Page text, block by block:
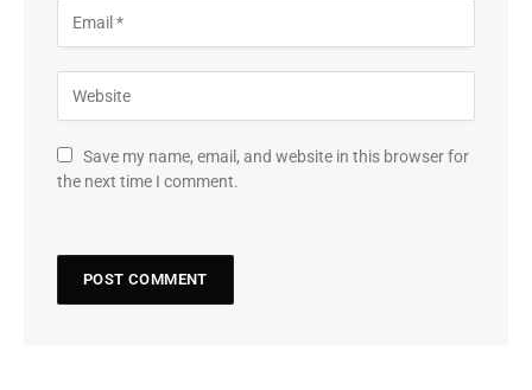
Save my name, email, and website in this browser for
the next time I comment.